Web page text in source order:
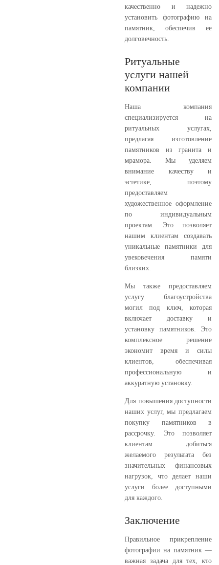
качественно и надежно
установить фотографию на
памятник, обеспечив ее
долговечность.
Ритуальные
услуги нашей
компании
Наша компания
специализируется на
ритуальных услугах,
предлагая изготовление
памятников из гранита и
мрамора. Мы уделяем
внимание качеству и
эстетике, поэтому
предоставляем
художественное оформление
по индивидуальным
проектам. Это позволяет
нашим клиентам создавать
уникальные памятники для
увековечения памяти
близких.
Мы также предоставляем
услугу благоустройства
могил под ключ, которая
включает доставку и
установку памятников. Это
комплексное решение
экономит время и силы
клиентов, обеспечивая
профессиональную и
аккуратную установку.
Для повышения доступности
наших услуг, мы предлагаем
покупку памятников в
рассрочку. Это позволяет
клиентам добиться
желаемого результата без
значительных финансовых
нагрузок, что делает наши
услуги более доступными
для каждого.
Заключение
Правильное прикрепление
фотографии на памятник —
важная задача для тех, кто